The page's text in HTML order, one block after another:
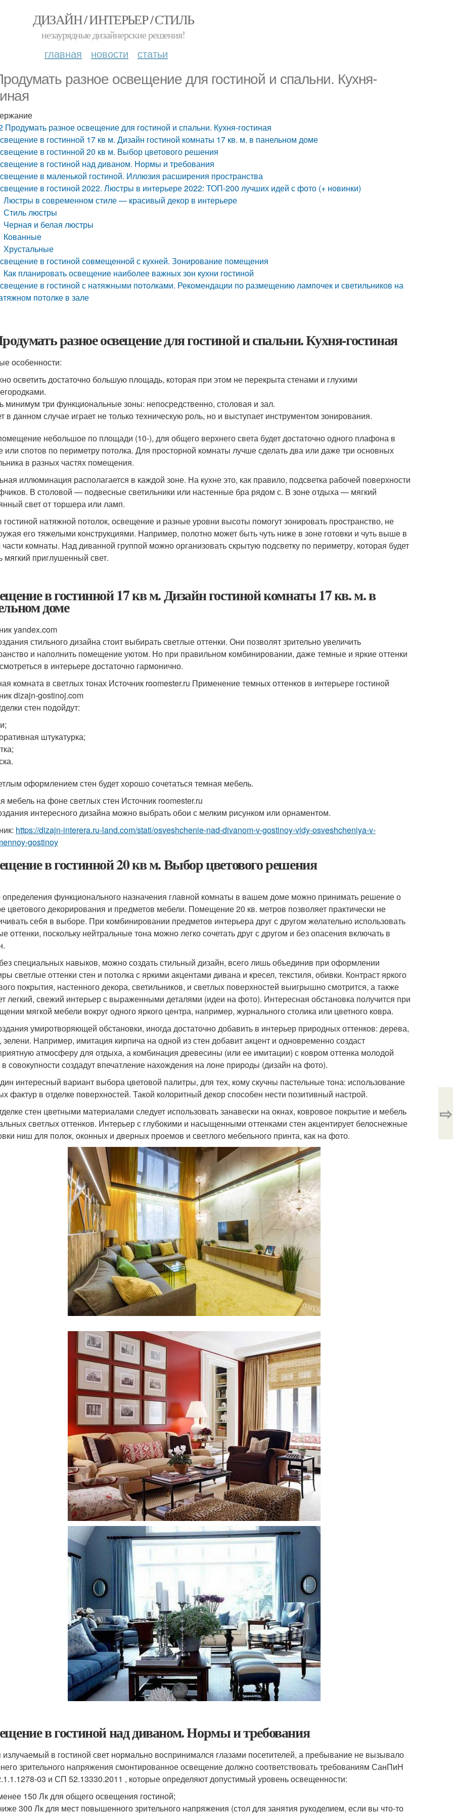
ДИЗАЙН / ИНТЕРЬЕР / СТИЛЬ
незаурядные дизайнерские решения!
главная новости статьи
разное освещение для гостиной и спальни. Кухня-
Продумать разное освещение для гостиной и спальни. Кухня-гостиная
в гостинной 17 кв м. Дизайн гостиной комнаты 17 кв. м. в панельном доме
в гостинной 20 кв м. Выбор цветового решения
в гостиной над диваном. Нормы и требования
в маленькой гостиной. Иллюзия расширения пространства
в гостиной 2022. Люстры в интерьере 2022: ТОП-200 лучших идей с фото (+ новинки)
Люстры в современном стиле — красивый декор в интерьере
Стиль люстры
Черная и белая люстры
Кованные
Хрустальные
в гостиной совмещенной с кухней. Зонирование помещения
Как планировать освещение наиболее важных зон кухни гостиной
в гостиной с натяжными потолками. Рекомендации по размещению лампочек и светильников на
потолке в зале
разное освещение для гостиной и спальни. Кухня-гостиная
особенности:
осветить достаточно большую площадь, которая при этом не перекрыта стенами и глухими
минимум три функциональные зоны: непосредственно, столовая и зал.
в данном случае играет не только техническую роль, но и выступает инструментом зонирования.
небольшое по площади (10-), для общего верхнего света будет достаточно одного плафона в
или спотов по периметру потолка. Для просторной комнаты лучше сделать два или даже три основных
в разных частях помещения.
иллюминация располагается в каждой зоне. На кухне это, как правило, подсветка рабочей поверхности
В столовой — подвесные светильники или настенные бра рядом с. В зоне отдыха — мягкий
свет от торшера или ламп.
гостиной натяжной потолок, освещение и разные уровни высоты помогут зонировать пространство, не
его тяжелыми конструкциями. Например, полотно может быть чуть ниже в зоне готовки и чуть выше в
комнаты. Над диванной группой можно организовать скрытую подсветку по периметру, которая будет
мягкий приглушенный свет.
в гостинной 17 кв м. Дизайн гостиной комнаты 17 кв. м. в
доме
yandex.com
стильного дизайна стоит выбирать светлые оттенки. Они позволят зрительно увеличить
и наполнить помещение уютом. Но при правильном комбинировании, даже темные и яркие оттенки
в интерьере достаточно гармонично.
комната в светлых тонах Источник roomester.ru Применение темных оттенков в интерьере гостиной
dizajn-gostinoj.com
стен подойдут:
штукатурка;
оформлением стен будет хорошо сочетаться темная мебель.
мебель на фоне светлых стен Источник roomester.ru
интересного дизайна можно выбрать обои с мелким рисунком или орнаментом.
https://dizajn-interera.ru-land.com/stati/osveshchenie-nad-divanom-v-gostinoy-vidy-osveshcheniya-v-
gostinoy
в гостинной 20 кв м. Выбор цветового решения
функционального назначения главной комнаты в вашем доме можно принимать решение о
цветового декорирования и предметов мебели. Помещение 20 кв. метров позволяет практически не
себя в выборе. При комбинировании предметов интерьера друг с другом желательно использовать
оттенки, поскольку нейтральные тона можно легко сочетать друг с другом и без опасения включать в
специальных навыков, можно создать стильный дизайн, всего лишь объединив при оформлении
светлые оттенки стен и потолка с яркими акцентами дивана и кресел, текстиля, обивки. Контраст яркого
покрытия, настенного декора, светильников, и светлых поверхностей выигрышно смотрится, а также
легкий, свежий интерьер с выраженными деталями (идеи на фото). Интересная обстановка получится при
мягкой мебели вокруг одного яркого центра, например, журнального столика или цветного ковра.
умиротворяющей обстановки, иногда достаточно добавить в интерьер природных оттенков: дерева,
зелени. Например, имитация кирпича на одной из стен добавит акцент и одновременно создаст
атмосферу для отдыха, а комбинация древесины (или ее имитации) с ковром оттенка молодой
совокупности создадут впечатление нахождения на лоне природы (дизайн на фото).
интересный вариант выбора цветовой палитры, для тех, кому скучны пастельные тона: использование
фактур в отделке поверхностей. Такой колоритный декор способен нести позитивный настрой.
стен цветными материалами следует использовать занавески на окнах, ковровое покрытие и мебель
светлых оттенков. Интерьер с глубокими и насыщенными оттенками стен акцентирует белоснежные
ниш для полок, оконных и дверных проемов и светлого мебельного принта, как на фото.
в гостиной над диваном. Нормы и требования
в гостиной свет нормально воспринимался глазами посетителей, а пребывание не вызывало
зрительного напряжения смонтированное освещение должно соответствовать требованиям СанПиН
03 и СП 52.13330.2011 , которые определяют допустимый уровень освещенности:
150 Лк для общего освещения гостиной;
300 Лк для мест повышенного зрительного напряжения (стол для занятия рукоделием, если вы что-то
⇨